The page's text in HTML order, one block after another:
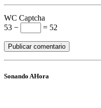
WC Captcha
53 −
= 52
Sonando AHora